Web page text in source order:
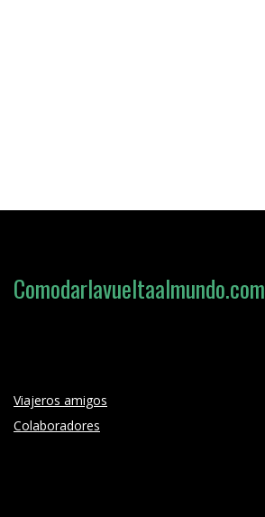
Loading search form...
Comodarlavueltaalmundo.com
Viajeros amigos
Colaboradores